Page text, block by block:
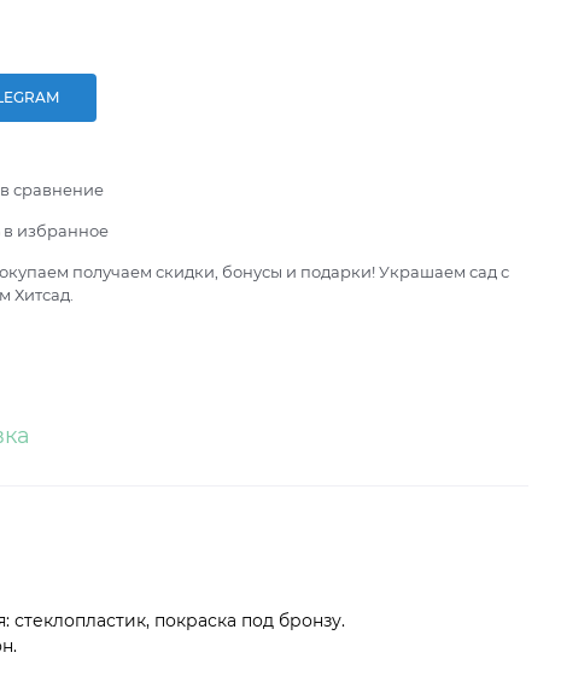
сравнение
в избранное
получаем скидки, бонусы и подарки! Украшаем сад с
Хитсад.
покраска под бронзу.